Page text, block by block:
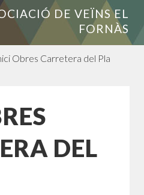
DE VEÏNS EL
FORNÀS
Obres Carretera del Pla
DEL